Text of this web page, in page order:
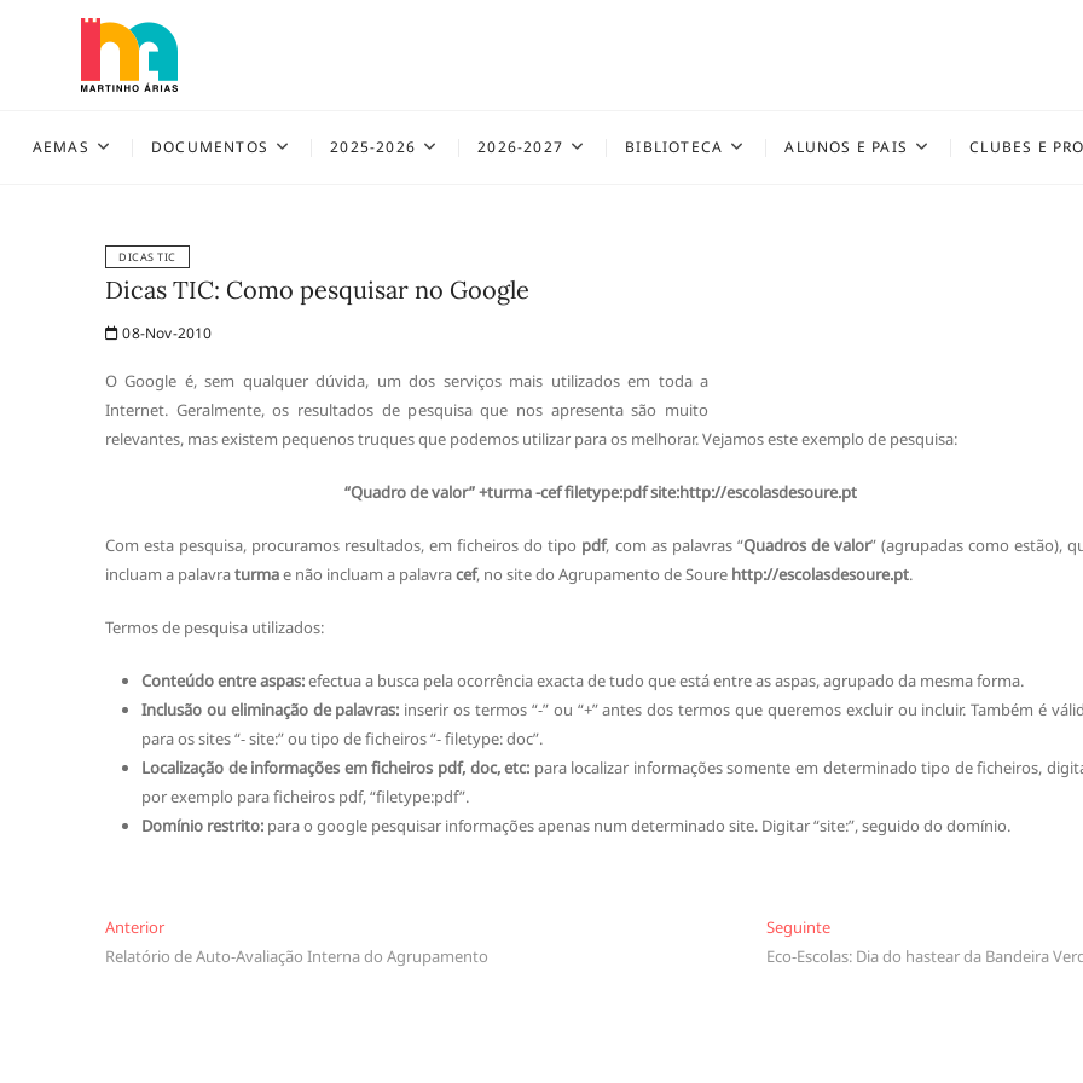
AEMAS DOCUMENTOS 2025-2026 2026-2027 BIBLIOTECA ALUNOS E PAIS CLUBES E
DICAS TIC
Dicas TIC: Como pesquisar no Google
08-Nov-2010
O Google é, sem qualquer dúvida, um dos serviços mais utilizados em toda a
Internet. Geralmente, os resultados de pesquisa que nos apresenta são muito
relevantes, mas existem pequenos truques que podemos utilizar para os melhorar. Vejamos este exemplo de pesquisa:
“Quadro de valor” +turma -cef filetype:pdf site:http://escolasdesoure.pt
Com esta pesquisa, procuramos resultados, em ficheiros do tipo pdf, com as palavras “Quadros de valor” (agrupadas como estão),
incluam a palavraturmae não incluam a palavracef, no site do Agrupamento de Soure http://escolasdesoure.pt.
Termos de pesquisa utilizados:
Conteúdo entre aspas:efectua a busca pela ocorrência exacta de tudo que está entre as aspas, agrupado da mesma forma.
Inclusão ou eliminação de palavras: inserir os termos “-” ou “+” antes dos termos que queremos excluir ou incluir. Também é
para os sites “- site:” ou tipo de ficheiros “- filetype: doc”.
Localização de informações em ficheiros pdf, doc, etc: para localizar informações somente em determinado tipo de ficheiros,
por exemplo para ficheiros pdf, “filetype:pdf”.
Domínio restrito: para o google pesquisar informações apenas num determinado site. Digitar “site:”, seguido do domínio.
Navegação
de
AnteriorAnterior
Relatório de Auto-Avaliação Interna do Agrupamento
SeguinteSeguinte
Eco-Escolas: Dia do hastear da Bandeira